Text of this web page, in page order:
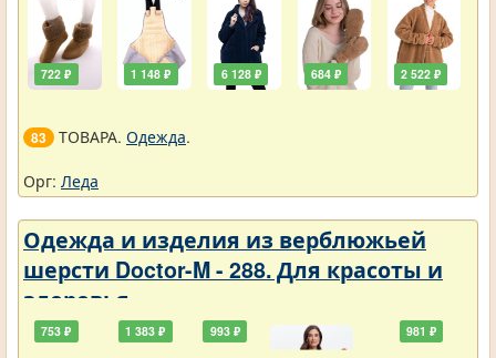
722 ₽ 1 148 ₽ 6 128 ₽ 684 ₽ 2 522 ₽
83 ТОВАРА. Одежда.
Орг: Леда
Одежда и изделия из верблюжьей
шерсти Doctor-M - 288. Для красоты и
здоровья
753 ₽ 1 383 ₽ 993 ₽ 981 ₽